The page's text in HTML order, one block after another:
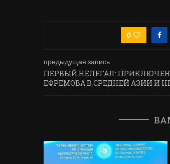
0
предыдущая запись
ПЕРВЫЙ НЕЛЕГАЛ:
ЕФРЕМОВА В СРЕДНЕЙ АЗИИ И